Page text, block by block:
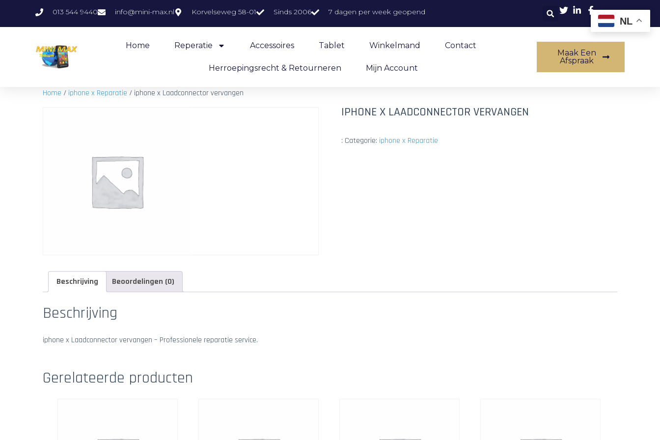
013 544 9440 info@mini-max.nl Korvelseweg 58-01 Sinds 2006 7 dagen per week geopend
Home Reperatie Accessoires Tablet Winkelmand Contact
Herroepingsrecht & Retourneren Mijn Account
Maak Een
Afspraak
Home / iphone x Reparatie / iphone x Laadconnector vervangen
IPHONE X LAADCONNECTOR VERVANGEN
: Categorie: iphone x Reparatie
Beschrijving Beoordelingen (0)
Beschrijving
iphone x Laadconnector vervangen – Professionele reparatie service.
Gerelateerde producten
NL